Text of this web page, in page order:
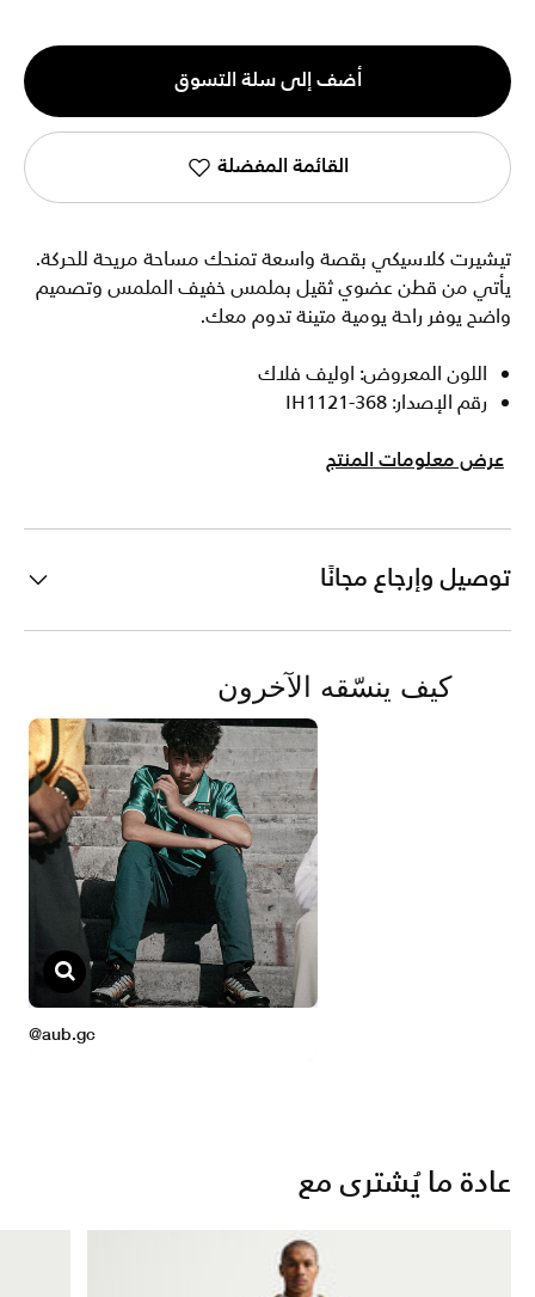
الكمية
1
أضف إلى سلة التسوق
القائمة المفضلة
تيشيرت كلاسيكي بقصة واسعة تمنحك مساحة مريحة للحركة.
يأتي من قطن عضوي ثقيل بملمس خفيف الملمس وتصميم
واضح يوفر راحة يومية متينة تدوم معك.
اللون المعروض: اوليف فلاك
رقم الإصدار: IH1121-368
عرض معلومات المنتج
توصيل وإرجاع مجانًا
عادة ما يُشترى مع